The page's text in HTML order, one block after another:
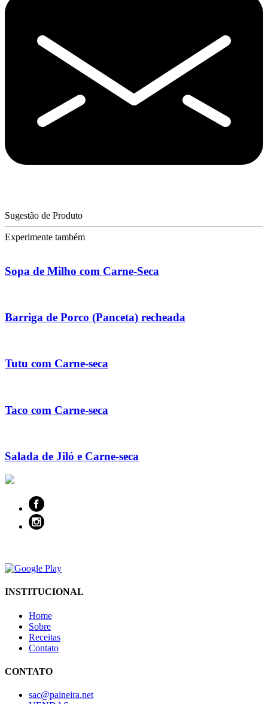
Sugestão de Produto
Experimente também
Sopa de Milho com Carne-Seca
Barriga de Porco (Panceta) recheada
Tutu com Carne-seca
Taco com Carne-seca
Salada de Jiló e Carne-seca
INSTITUCIONAL
Home
Sobre
Receitas
Contato
CONTATO
sac@paineira.net